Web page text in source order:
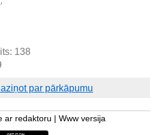
138
par pārkāpumu
ar redaktoru Www versija